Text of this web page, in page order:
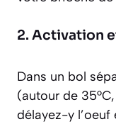
2. Activation
Dans un bol
(autour de
délayez-y l’oeuf